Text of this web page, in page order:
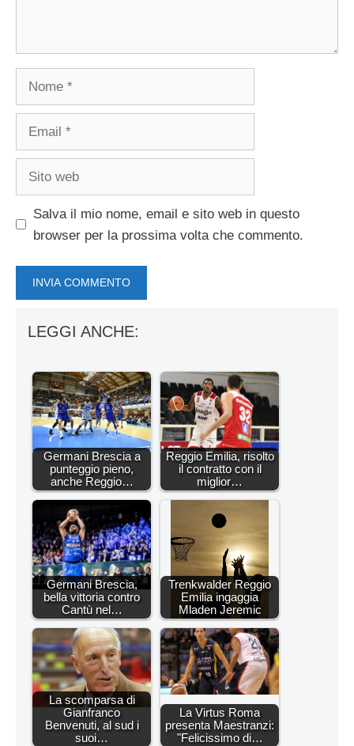
Salva il mio nome, email e sito web in questo
browser per la prossima volta che commento.
LEGGI ANCHE:
Germani Brescia a
punteggio pieno,
anche Reggio…
Reggio Emilia, risolto
il contratto con il
miglior…
Germani Brescia,
bella vittoria contro
Cantù nel…
Trenkwalder Reggio
Emilia ingaggia
Mladen Jeremic
La scomparsa di
Gianfranco
Benvenuti, al sud i
suoi…
La Virtus Roma
presenta Maestranzi:
"Felicissimo di…